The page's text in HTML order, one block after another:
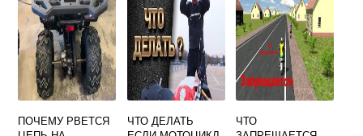
ПОЧЕМУ РВЕТСЯ
ЧТО ДЕЛАТЬ
ЧТО